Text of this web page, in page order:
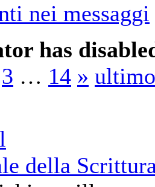
has
3 … 14 » ultimo
della